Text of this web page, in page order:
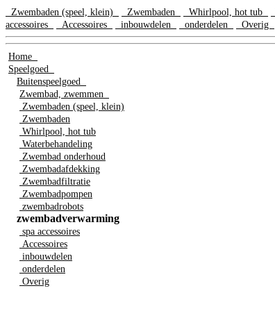
Zwembaden (speel, klein) Zwembaden Whirlpool, hot tub
accessoires
Accessoires inbouwdelen onderdelen Overig
Home
Speelgoed
Buitenspeelgoed
Zwembad, zwemmen
Zwembaden (speel, klein)
Zwembaden
Whirlpool, hot tub
Waterbehandeling
Zwembad onderhoud
Zwembadafdekking
Zwembadfiltratie
Zwembadpompen
zwembadrobots
zwembadverwarming
spa accessoires
Accessoires
inbouwdelen
onderdelen
Overig